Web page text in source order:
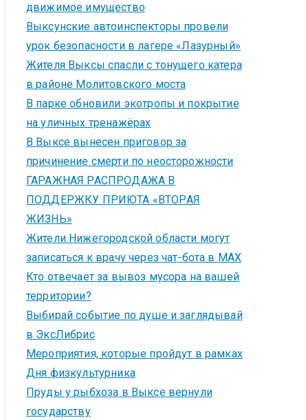
движимое имущество
Выксунские автоинспекторы провели
урок безопасности в лагере «Лазурный»
Жителя Выксы спасли с тонущего катера
в районе Молитовского моста
В парке обновили экотропы и покрытие
на уличных тренажёрах
В Выксе вынесен приговор за
причинение смерти по неосторожности
ГАРАЖНАЯ РАСПРОДАЖА В
ПОДДЕРЖКУ ПРИЮТА «ВТОРАЯ
ЖИЗНЬ»
Жители Нижегородской области могут
записаться к врачу через чат-бота в MAX
Кто отвечает за вывоз мусора на вашей
территории?
Выбирай событие по душе и заглядывай
в ЭксЛибрис
Мероприятия, которые пройдут в рамках
Дня физкультурника
Пруды у рыбхоза в Выксе вернули
государству